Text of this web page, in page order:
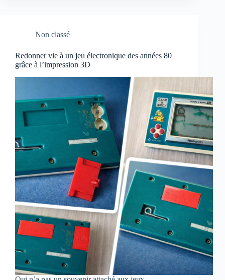
Non classé
Redonner vie à un jeu électronique des années 80
grâce à l’impression 3D